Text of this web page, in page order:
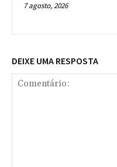
7 agosto, 2026
DEIXE UMA RESPOSTA